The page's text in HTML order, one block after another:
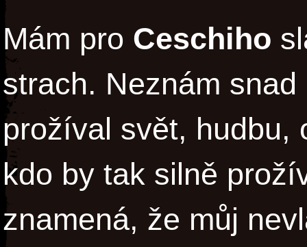
Mám pro Ceschiho
strach. Neznám
prožíval svět, hudbu,
kdo by tak silně
znamená, že můj